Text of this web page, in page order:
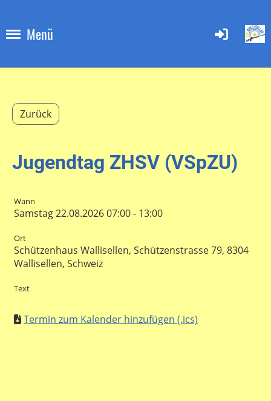
Menü
Zurück
Jugendtag ZHSV (VSpZU)
Wann
Samstag 22.08.2026 07:00 - 13:00
Ort
Schützenhaus Wallisellen, Schützenstrasse 79, 8304
Wallisellen, Schweiz
Text
Termin zum Kalender hinzufügen (.ics)